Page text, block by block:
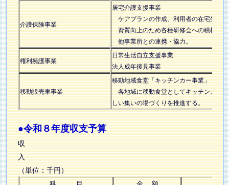
介護保険事業
居宅介護支援事業
ケアプランの作成、利用者の在宅生活を
資質向上のため各種研修会への積極的
他事業所との連携・協力。
権利擁護事業
日常生活自立支援事業
法人成年後見事業
移動販売車事業
移動地域食堂「キッチンカー事業」
各地域に移動食堂としてキッチンカー
しい集いの場づくりを推進する。
●令和８年度収支予算
収
入
（単位：千円）